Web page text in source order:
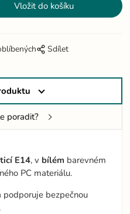
Sdílet
poradit?
E14, v bílém barevném
PC materiálu.
podporuje bezpečnou